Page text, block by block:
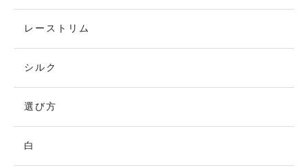
レーストリム
シルク
選び方
白